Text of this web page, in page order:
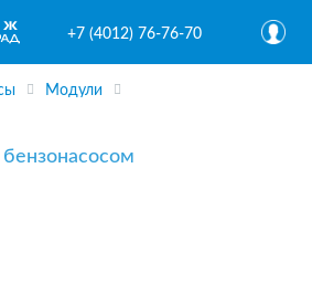
+7 (4012) 76-76-70
Модули